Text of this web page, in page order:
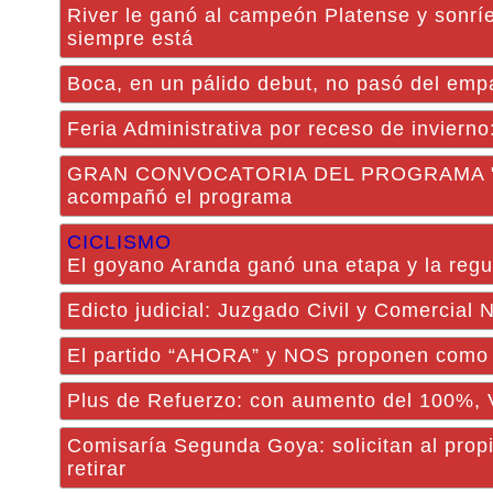
River le ganó al campeón Platense y
siempre está
Boca, en un pálido debut, no pasó del
Feria Administrativa por receso de
GRAN CONVOCATORIA DEL
acompañó el programa
CICLISMO
El goyano Aranda ganó una etapa y la
Edicto judicial: Juzgado Civil y Comercial
El partido “AHORA” y NOS proponen
Plus de Refuerzo: con aumento del
Comisaría Segunda Goya: solicitan al
retirar